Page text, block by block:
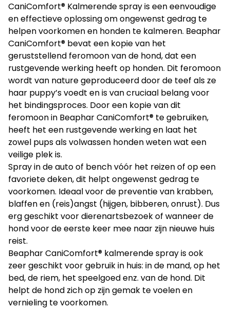
CaniComfort® Kalmerende spray is een eenvoudige
en effectieve oplossing om ongewenst gedrag te
helpen voorkomen en honden te kalmeren. Beaphar
CaniComfort® bevat een kopie van het
geruststellend feromoon van de hond, dat een
rustgevende werking heeft op honden. Dit feromoon
wordt van nature geproduceerd door de teef als ze
haar puppy’s voedt en is van cruciaal belang voor
het bindingsproces. Door een kopie van dit
feromoon in Beaphar CaniComfort® te gebruiken,
heeft het een rustgevende werking en laat het
zowel pups als volwassen honden weten wat een
veilige plek is.
Spray in de auto of bench vóór het reizen of op een
favoriete deken, dit helpt ongewenst gedrag te
voorkomen. Ideaal voor de preventie van krabben,
blaffen en (reis)angst (hijgen, bibberen, onrust). Dus
erg geschikt voor dierenartsbezoek of wanneer de
hond voor de eerste keer mee naar zijn nieuwe huis
reist.
Beaphar CaniComfort® kalmerende spray is ook
zeer geschikt voor gebruik in huis: in de mand, op het
bed, de riem, het speelgoed enz. van de hond. Dit
helpt de hond zich op zijn gemak te voelen en
vernieling te voorkomen.